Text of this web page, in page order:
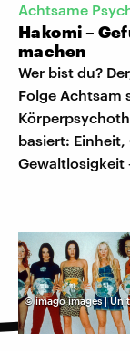
Achtsame
Hakomi –
machen
Wer bist du?
Folge Achtsam
basiert:
Gewaltlosigkeit
©imago images |